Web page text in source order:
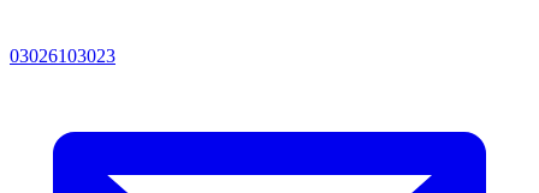
03026103023